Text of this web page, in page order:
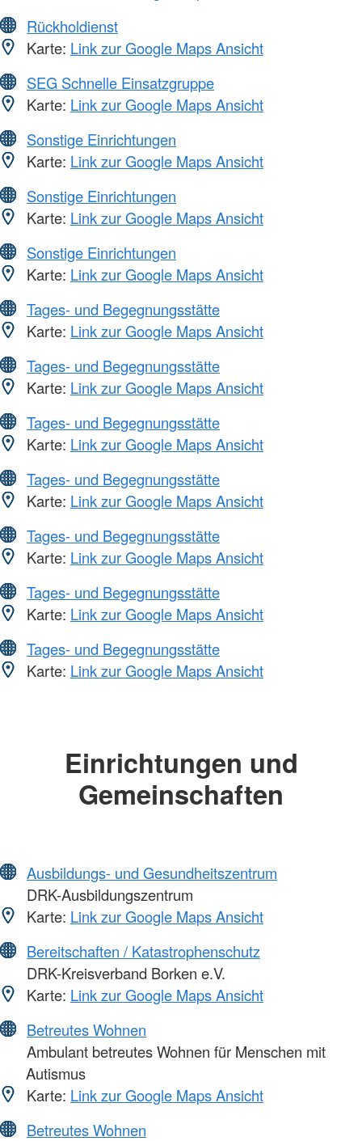
Rückholdienst
Karte: Link zur Google Maps Ansicht
SEG Schnelle Einsatzgruppe
Karte: Link zur Google Maps Ansicht
Sonstige Einrichtungen
Karte: Link zur Google Maps Ansicht
Sonstige Einrichtungen
Karte: Link zur Google Maps Ansicht
Sonstige Einrichtungen
Karte: Link zur Google Maps Ansicht
Tages- und Begegnungsstätte
Karte: Link zur Google Maps Ansicht
Tages- und Begegnungsstätte
Karte: Link zur Google Maps Ansicht
Tages- und Begegnungsstätte
Karte: Link zur Google Maps Ansicht
Tages- und Begegnungsstätte
Karte: Link zur Google Maps Ansicht
Tages- und Begegnungsstätte
Karte: Link zur Google Maps Ansicht
Tages- und Begegnungsstätte
Karte: Link zur Google Maps Ansicht
Tages- und Begegnungsstätte
Karte: Link zur Google Maps Ansicht
Einrichtungen und
Gemeinschaften
Ausbildungs- und Gesundheitszentrum
DRK-Ausbildungszentrum
Karte: Link zur Google Maps Ansicht
Bereitschaften / Katastrophenschutz
DRK-Kreisverband Borken e.V.
Karte: Link zur Google Maps Ansicht
Betreutes Wohnen
Ambulant betreutes Wohnen für Menschen mit
Autismus
Karte: Link zur Google Maps Ansicht
Betreutes Wohnen